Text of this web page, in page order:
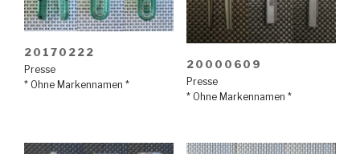
20170222
Presse
* Ohne Markennamen *
20000609
Presse
* Ohne Markennamen *